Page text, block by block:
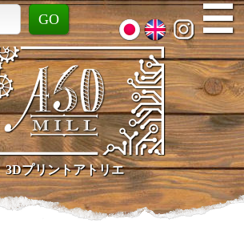
☰
3Dプリントアトリエ